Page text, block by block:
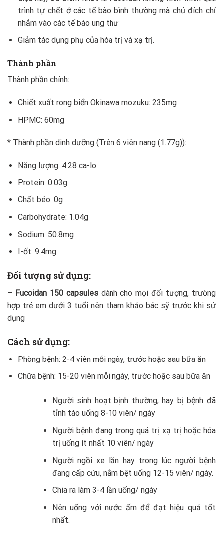
trình tự chết ở các tế bào bình thường mà chủ đích chỉ
nhắm vào các tế bào ung thư
Giảm tác dụng phụ của hóa trị và xạ trị.
Thành phần
Thành phần chính:
Chiết xuất rong biển Okinawa mozuku: 235mg
HPMC: 60mg
* Thành phần dinh dưỡng (Trên 6 viên nang (1.77g)):
Năng lượng: 4.28 ca-lo
Protein: 0.03g
Chất béo: 0g
Carbohydrate: 1.04g
Sodium: 50.8mg
I-ốt: 9.4mg
Đối tượng sử dụng:
– Fucoidan 150 capsulesdành cho mọi đối tượng, trường
hợp trẻ em dưới 3 tuổi nên tham khảo bác sỹ trước khi sử
dụng
Cách sử dụng:
Phòng bệnh: 2-4 viên mỗi ngày, trước hoặc sau bữa ăn
Chữa bệnh: 15-20 viên mỗi ngày, trước hoặc sau bữa ăn
Người sinh hoạt bịnh thường, hay bị bệnh đã
tỉnh táo uống 8-10 viên/ ngày
Người bệnh đang trong quá trị xạ trị hoặc hóa
trị uống ít nhất 10 viên/ ngày
Người ngồi xe lăn hay trong lúc người bệnh
đang cấp cứu, nằm bệt uống 12-15 viên/ ngày.
Chia ra làm 3-4 lần uống/ ngày
Nên uống với nước ấm để đạt hiệu quả tốt
nhất.